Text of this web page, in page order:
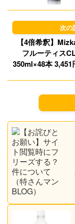
【4倍希釈】
フルーティス
350ml×48本